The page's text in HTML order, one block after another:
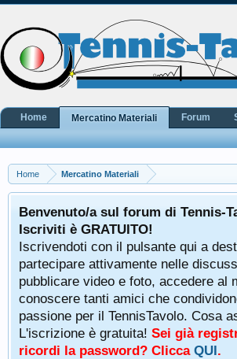
Home Mercatino Materiali
Benvenuto/a sul forum di Tennis-
Iscriviti è GRATUITO!
Iscrivendoti con il pulsante qui a
partecipare attivamente nelle
pubblicare video e foto, accedere al
conoscere tanti amici che
passione per il TennisTavolo. Cosa
L'iscrizione è gratuita! Sei già
ricordi la password? Clicca QUI.
Home Mercatino Materiali Forum